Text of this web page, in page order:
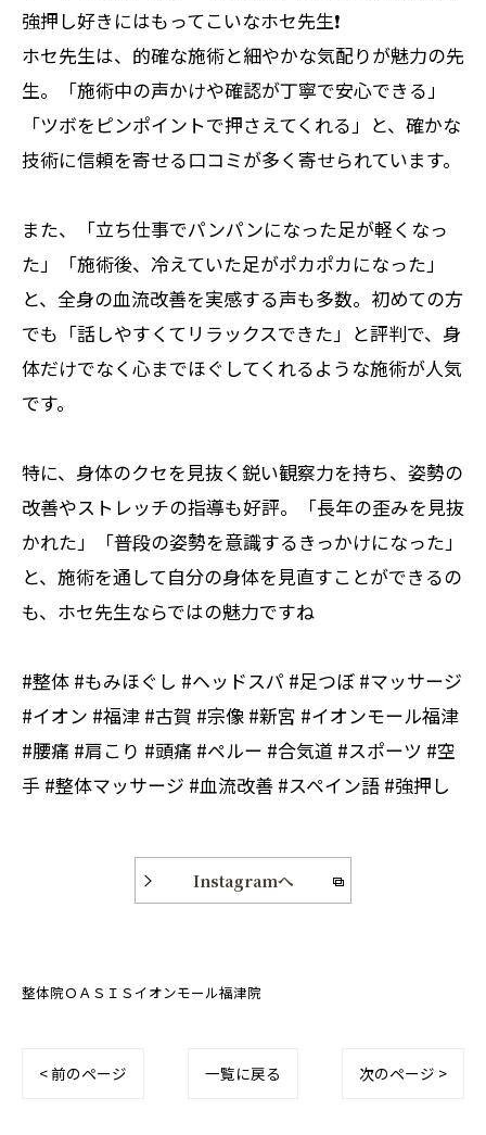
強押し好きにはもってこいなホセ先生❗️
ホセ先生は、的確な施術と細やかな気配りが魅力の先
生。「施術中の声かけや確認が丁寧で安心できる」
「ツボをピンポイントで押さえてくれる」と、確かな
技術に信頼を寄せる口コミが多く寄せられています。
また、「立ち仕事でパンパンになった足が軽くなっ
た」「施術後、冷えていた足がポカポカになった」
と、全身の血流改善を実感する声も多数。初めての方
でも「話しやすくてリラックスできた」と評判で、身
体だけでなく心までほぐしてくれるような施術が人気
です。
特に、身体のクセを見抜く鋭い観察力を持ち、姿勢の
改善やストレッチの指導も好評。「長年の歪みを見抜
かれた」「普段の姿勢を意識するきっかけになった」
と、施術を通して自分の身体を見直すことができるの
も、ホセ先生ならではの魅力ですね
#整体 #もみほぐし #ヘッドスパ #足つぼ #マッサージ
#イオン #福津 #古賀 #宗像 #新宮 #イオンモール福津
#腰痛 #肩こり #頭痛 #ペルー #合気道 #スポーツ #空
手 #整体マッサージ #血流改善 #スペイン語 #強押し
Instagramへ
整体院ＯＡＳＩＳイオンモール福津院
< 前のページ 一覧に戻る 次のページ >